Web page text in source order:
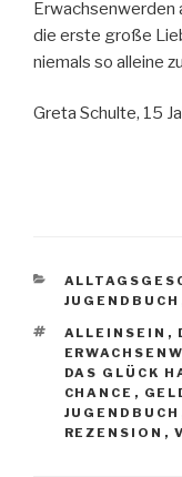
Erwachsenwerden
die erste große
niemals so alleine
Greta Schulte, 15
KATEGORIEN
JUGENDBUCH
ALLEINSEIN ,
DAS GLÜCK
CHANCE ,
JUGENDBUCH
REZENSION ,